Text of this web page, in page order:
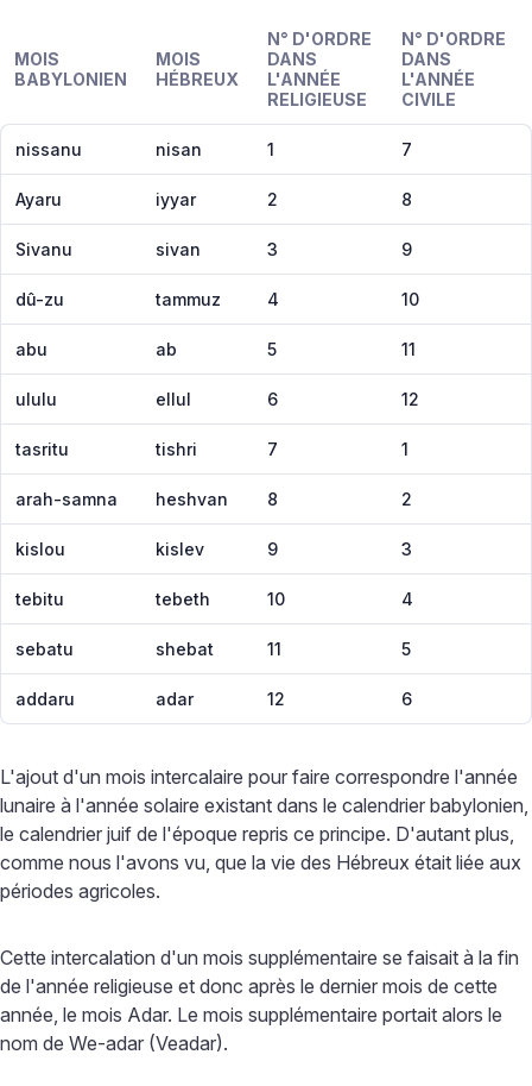
MOIS
BABYLONIEN
MOIS
HÉBREUX
N° D'ORDRE
DANS
L'ANNÉE
RELIGIEUSE
N° D'ORDRE
DANS
L'ANNÉE
CIVILE
nissanu nisan 1 7
Ayaru iyyar 2 8
Sivanu sivan 3 9
dû-zu tammuz 4 10
abu ab 5 11
ululu ellul 6 12
tasritu tishri 7 1
arah-samna heshvan 8 2
kislou kislev 9 3
tebitu tebeth 10 4
sebatu shebat 11 5
addaru adar 12 6
L'ajout d'un mois intercalaire pour faire correspondre l'année
lunaire à l'année solaire existant dans le calendrier babylonien,
le calendrier juif de l'époque repris ce principe. D'autant plus,
comme nous l'avons vu, que la vie des Hébreux était liée aux
périodes agricoles.
Cette intercalation d'un mois supplémentaire se faisait à la fin
de l'année religieuse et donc après le dernier mois de cette
année, le mois Adar. Le mois supplémentaire portait alors le
nom de We-adar (Veadar).